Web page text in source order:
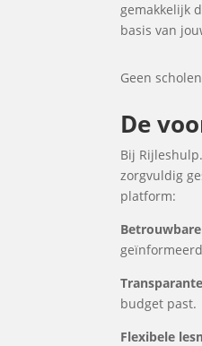
gemakkelijk
basis van
Geen
De
Bij
zorgvuldig
platform:
budget past.
Flexibele